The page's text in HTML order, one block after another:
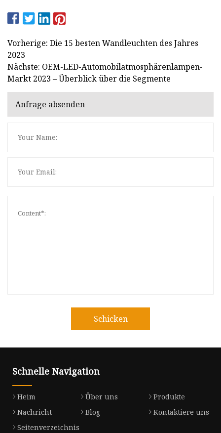
Vorherige: Die 15 besten Wandleuchten des Jahres
2023
Nächste: OEM-LED-Automobilatmosphärenlampen-
Markt 2023 – Überblick über die Segmente
Anfrage absenden
Schicken
Schnelle Navigation
Heim Über uns
Produkte
Nachricht
Blog
Kontaktiere uns
Seitenverzeichnis